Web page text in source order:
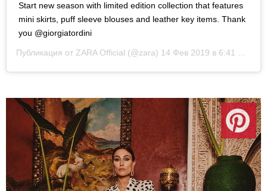
Start new season with limited edition collection that features
mini skirts, puff sleeve blouses and leather key items. Thank
you @giorgiatordini
Публикация от ZARA Official (@zara) 14 Фев 2019 в 6:41 PST